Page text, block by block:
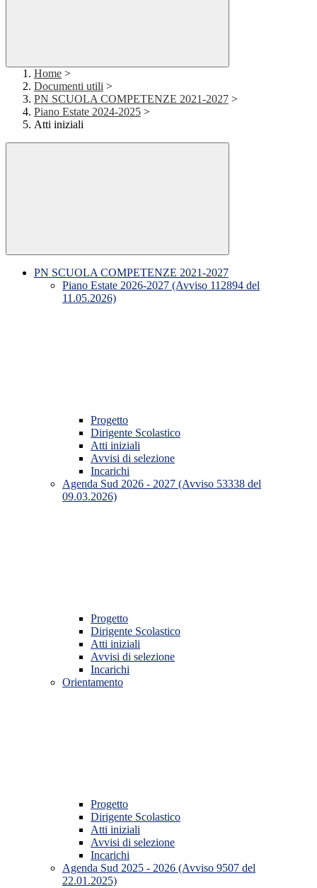
Home >
Documenti utili >
PN SCUOLA COMPETENZE 2021-2027 >
Piano Estate 2024-2025 >
Atti iniziali
PN SCUOLA COMPETENZE 2021-2027
Piano Estate 2026-2027 (Avviso 112894 del
11.05.2026)
Progetto
Dirigente Scolastico
Atti iniziali
Avvisi di selezione
Incarichi
Agenda Sud 2026 - 2027 (Avviso 53338 del
09.03.2026)
Progetto
Dirigente Scolastico
Atti iniziali
Avvisi di selezione
Incarichi
Orientamento
Progetto
Dirigente Scolastico
Atti iniziali
Avvisi di selezione
Incarichi
Agenda Sud 2025 - 2026 (Avviso 9507 del
22.01.2025)